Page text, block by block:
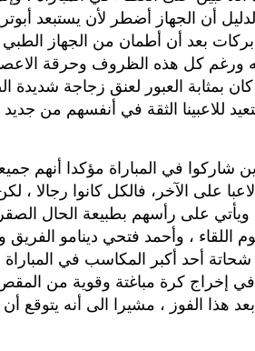
أن الجهاز أضطر لأن يستبعد
بعد أن أطمان من الجهاز
كل هذه الظروف وحرقة
كان بمثابة العبور لعنق زجاجة شديدة
للاعبينا الثقة في أنفسهم من
شاركوا في المباراة مؤكدا أنهم
على الآخر،‮ ‬فالكل كانوا رجالا‮ ‬،‮ ‬لكن
على رأسهم بطبيعة الحال
‬،‮ ‬وأحمد فتحي دينامو الفريق
أحد أكبر المكاسب في
إخراج كرة مباغتة وقوية من
هذا الفوز‮ ‬،‮ ‬مشيرا الى أنه يتوقع أن